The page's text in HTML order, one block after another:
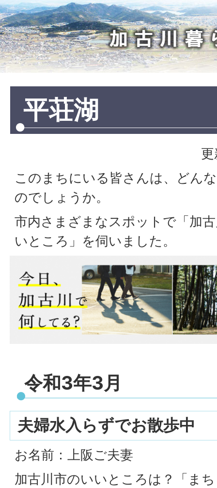
加
古
川
暮
ら
平荘湖
このまちにいる皆さんは、どん
のでしょうか。
市内さまざまなスポットで「加
いところ」を伺いました。
令和3年3月
夫婦水入らずでお散歩中
お名前：上阪ご夫妻
加古川市のいいところは？「ま